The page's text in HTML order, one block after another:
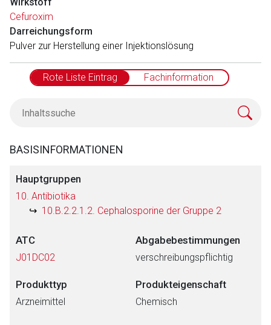
Cefuroxim
Darreichungsform
Pulver zur Herstellung einer Injektionslösung
Rote Liste Eintrag Fachinformation
BASISINFORMATIONEN
Hauptgruppen
10. Antibiotika
10.B.2.2.1.2. Cephalosporine der Gruppe 2
ATC
J01DC02
Abgabebestimmungen
verschreibungspflichtig
Produkttyp
Arzneimittel
Produkteigenschaft
Chemisch